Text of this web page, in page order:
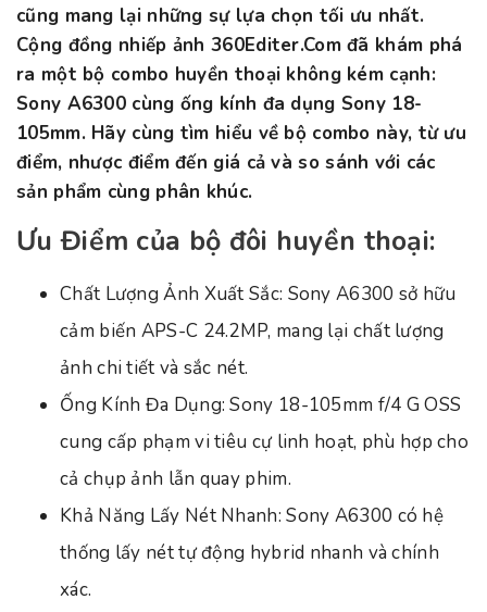
cũng mang lại những sự lựa chọn tối ưu nhất.
Cộng đồng nhiếp ảnh 360Editer.Com đã khám phá
ra một bộ combo huyền thoại không kém cạnh:
Sony A6300 cùng ống kính đa dụng Sony 18-
105mm. Hãy cùng tìm hiểu về bộ combo này, từ ưu
điểm, nhược điểm đến giá cả và so sánh với các
sản phẩm cùng phân khúc.
Ưu Điểm của bộ đôi huyền thoại:
Chất Lượng Ảnh Xuất Sắc: Sony A6300 sở hữu
cảm biến APS-C 24.2MP, mang lại chất lượng
ảnh chi tiết và sắc nét.
Ống Kính Đa Dụng: Sony 18-105mm f/4 G OSS
cung cấp phạm vi tiêu cự linh hoạt, phù hợp cho
cả chụp ảnh lẫn quay phim.
Khả Năng Lấy Nét Nhanh: Sony A6300 có hệ
thống lấy nét tự động hybrid nhanh và chính
xác.